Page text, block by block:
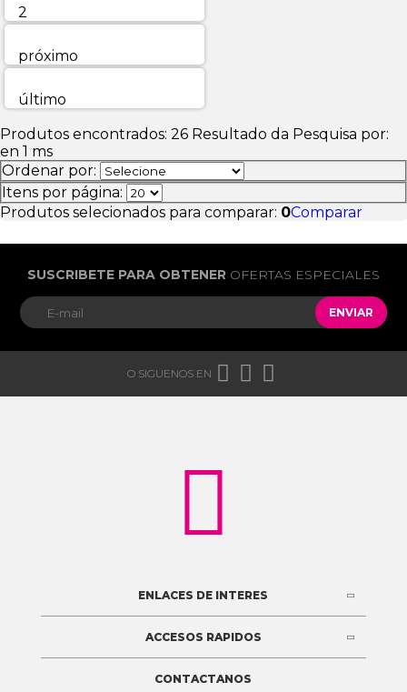
2
próximo
último
Produtos encontrados: 26 Resultado da Pesquisa por:
en 1 ms
Ordenar por:
Itens por página:
Produtos selecionados para comparar: 0Comparar
SUSCRIBETE PARA OBTENER OFERTAS ESPECIALES
ENVIAR
O SIGUENOS EN   

ENLACES DE INTERES
ACCESOS RAPIDOS
CONTACTANOS